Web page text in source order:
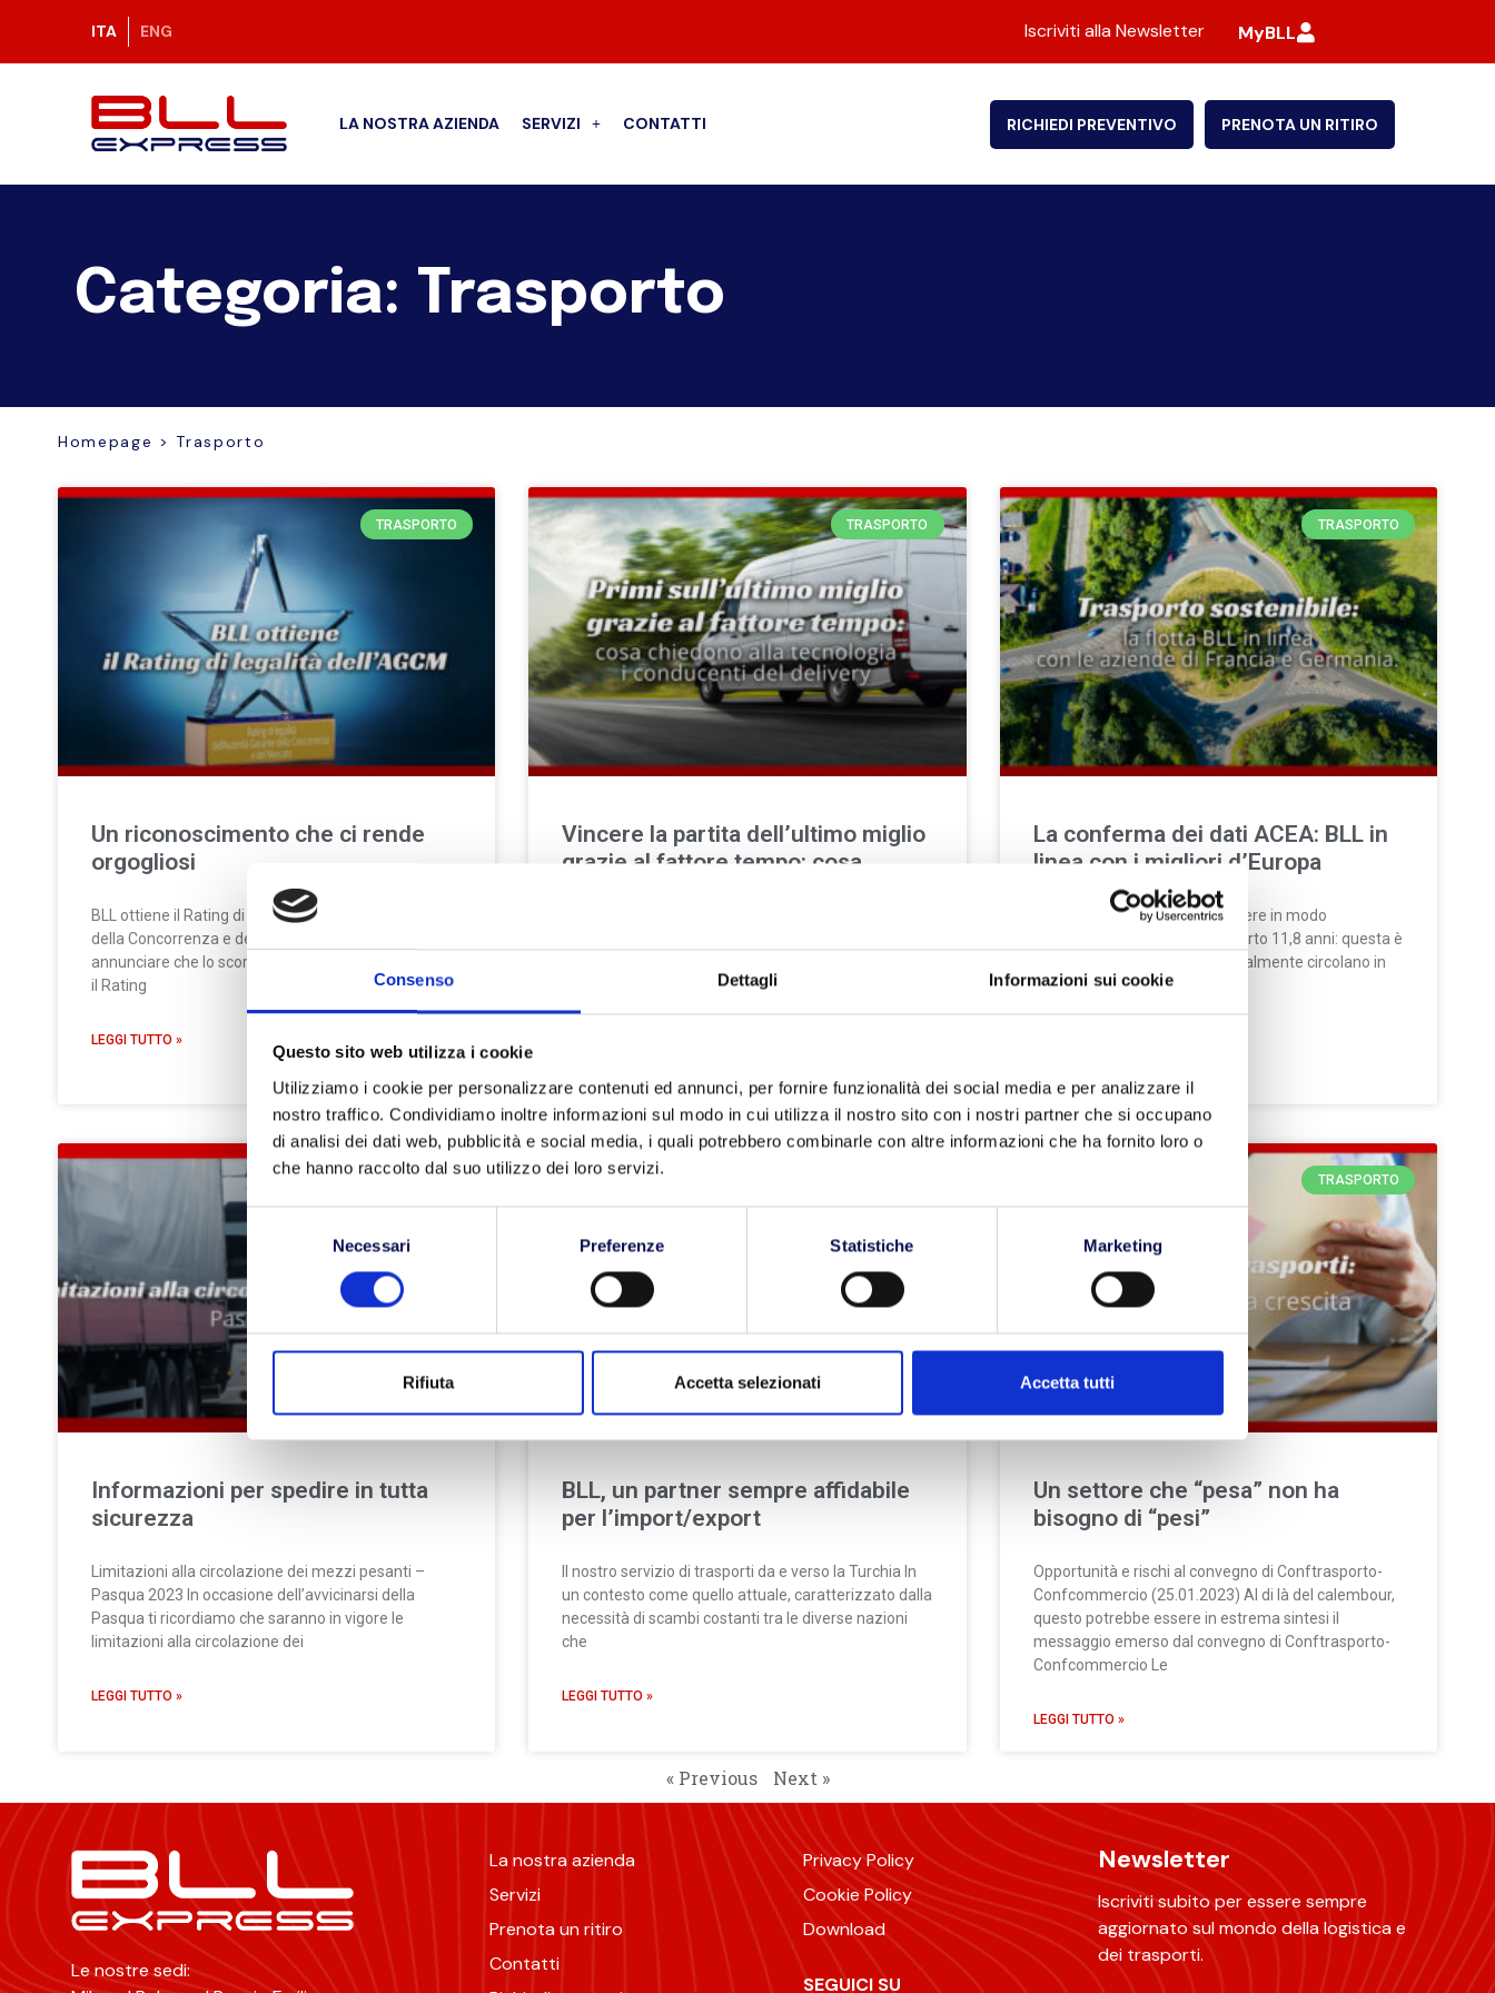
Consenso Dettagli Informazioni sui cookie
Questo sito web utilizza i cookie
Utilizziamo i cookie per personalizzare contenuti ed annunci, per fornire funzionalità dei social media e per analizzare il
nostro traffico. Condividiamo inoltre informazioni sul modo in cui utilizza il nostro sito con i nostri partner che si occupano
di analisi dei dati web, pubblicità e social media, i quali potrebbero combinarle con altre informazioni che ha fornito loro o
che hanno raccolto dal suo utilizzo dei loro servizi.
Selezione
Necessari Preferenze Statistiche Marketing
Rifiuta Accetta selezionati Accetta tutti
ITA ENG Iscriviti alla Newsletter MyBLL
LA NOSTRA AZIENDA SERVIZI CONTATTI RICHIEDI PREVENTIVO PRENOTA UN RITIRO
Categoria: Trasporto
Homepage >Trasporto
TRASPORTO
Un riconoscimento che ci rende
orgogliosi
BLL ottiene il Rating di legalità dell’Autorità Garante
della Concorrenza e del Mercato Siamo orgogliosi di
annunciare che lo scorso 18 aprile abbiamo ottenuto
il Rating
LEGGI TUTTO »
TRASPORTO
Vincere la partita dell’ultimo miglio
grazie al fattore tempo: cosa
È il tempo la risorsa più preziosa per i conducenti del
delivery. Lo rivela una survey tra i driver di mezzi
commerciali leggeri (ovvero con un peso
TRASPORTO
La conferma dei dati ACEA: BLL in
linea con i migliori d’Europa
Una flotta giovane per rispondere in modo
sostenibile alle sfide del trasporto 11,8 anni: questa è
l’età media delle auto che attualmente circolano in
Europa.
Informazioni per spedire in tutta
sicurezza
Limitazioni alla circolazione dei mezzi pesanti –
Pasqua 2023 In occasione dell’avvicinarsi della
Pasqua ti ricordiamo che saranno in vigore le
limitazioni alla circolazione dei
LEGGI TUTTO »
BLL, un partner sempre affidabile
per l’import/export
Il nostro servizio di trasporti da e verso la Turchia In
un contesto come quello attuale, caratterizzato dalla
necessità di scambi costanti tra le diverse nazioni
che
LEGGI TUTTO »
TRASPORTO
Un settore che “pesa” non ha
bisogno di “pesi”
Opportunità e rischi al convegno di Conftrasporto-
Confcommercio (25.01.2023) Al di là del calembour,
questo potrebbe essere in estrema sintesi il
messaggio emerso dal convegno di Conftrasporto-
Confcommercio Le
LEGGI TUTTO »
« Previous Next »
Le nostre sedi:
La nostra azienda
Servizi
Prenota un ritiro
Contatti
Privacy Policy
Cookie Policy
Download
SEGUICI SU
Newsletter
Iscriviti subito per essere sempre
aggiornato sul mondo della logistica e
dei trasporti.